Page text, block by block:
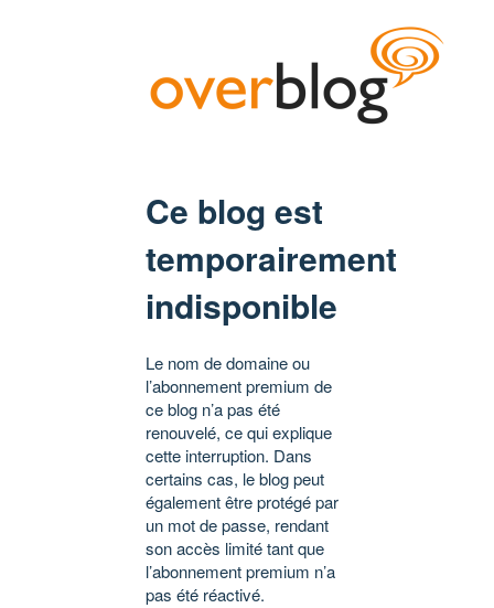
Ce blog est
temporairement
indisponible
Le nom de domaine ou
l’abonnement premium de
ce blog n’a pas été
renouvelé, ce qui explique
cette interruption. Dans
certains cas, le blog peut
également être protégé par
un mot de passe, rendant
son accès limité tant que
l’abonnement premium n’a
pas été réactivé.